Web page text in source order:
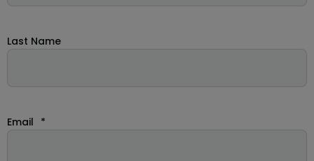
Last Name
Email *